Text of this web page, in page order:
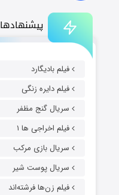
پیشنهادها
فیلم بادیگارد
فیلم دایره زنگی
سریال گنج مظفر
فیلم اخراجی ها ۱
سریال بازی مرکب
سریال پوست شیر
فیلم زن‌ها فرشته‌اند